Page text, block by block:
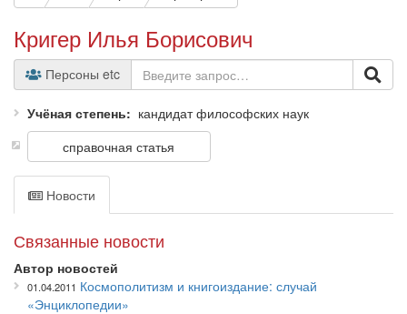
Кригер Илья Борисович
Персоны etc
Учёная степень
кандидат философских наук
справочная статья
Новости
Связанные новости
Автор новостей
01.04.2011 Космополитизм и книгоиздание: случай
«Энциклопедии»